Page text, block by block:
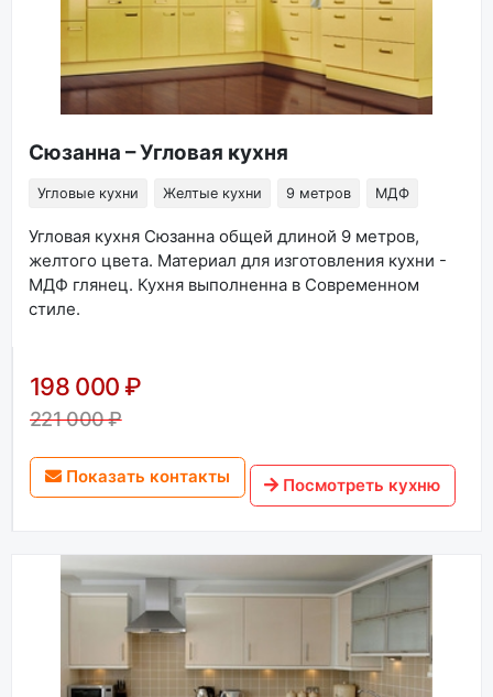
Сюзанна – Угловая кухня
Угловые кухни Желтые кухни 9 метров МДФ
Угловая кухня Сюзанна общей длиной 9 метров,
желтого цвета. Материал для изготовления кухни -
МДФ глянец. Кухня выполненна в Современном
стиле.
198 000 ₽
221 000 ₽
Показать контакты Посмотреть кухню